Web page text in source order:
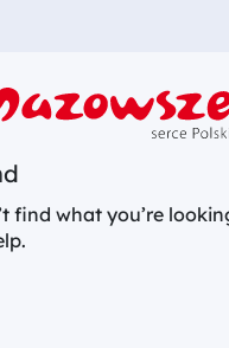
dla Mazowsza
find what you’re